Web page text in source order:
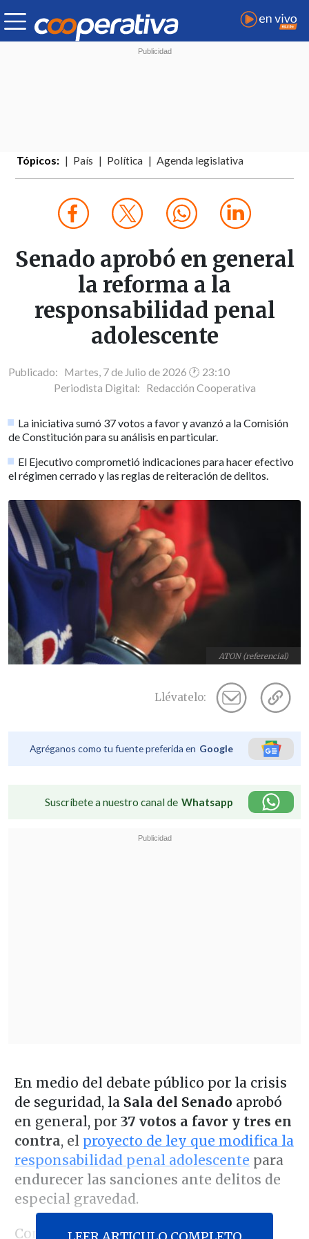
Tópicos: País Política Agenda legislativa
Senado aprobó en general
la reforma a la
responsabilidad penal
adolescente
Publicado: Martes, 7 de Julio de 2026 🕐 23:10
Periodista Digital: Redacción Cooperativa
La iniciativa sumó 37 votos a favor y avanzó a la Comisión
de Constitución para su análisis en particular.
El Ejecutivo comprometió indicaciones para hacer efectivo
el régimen cerrado y las reglas de reiteración de delitos.
ATON (referencial)
Llévatelo:
Agréganos como tu fuente preferida en Google
Suscríbete a nuestro canal de Whatsapp
En medio del debate público por la crisis
de seguridad, la Sala del Senado aprobó
en general, por 37 votos a favor y tres en
contra, el proyecto de ley que modifica la
responsabilidad penal adolescente para
endurecer las sanciones ante delitos de
especial gravedad.
Con este paso, la iniciativa, que busca